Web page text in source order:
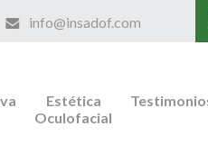
info@insadof.com
Estética
Oculofacial